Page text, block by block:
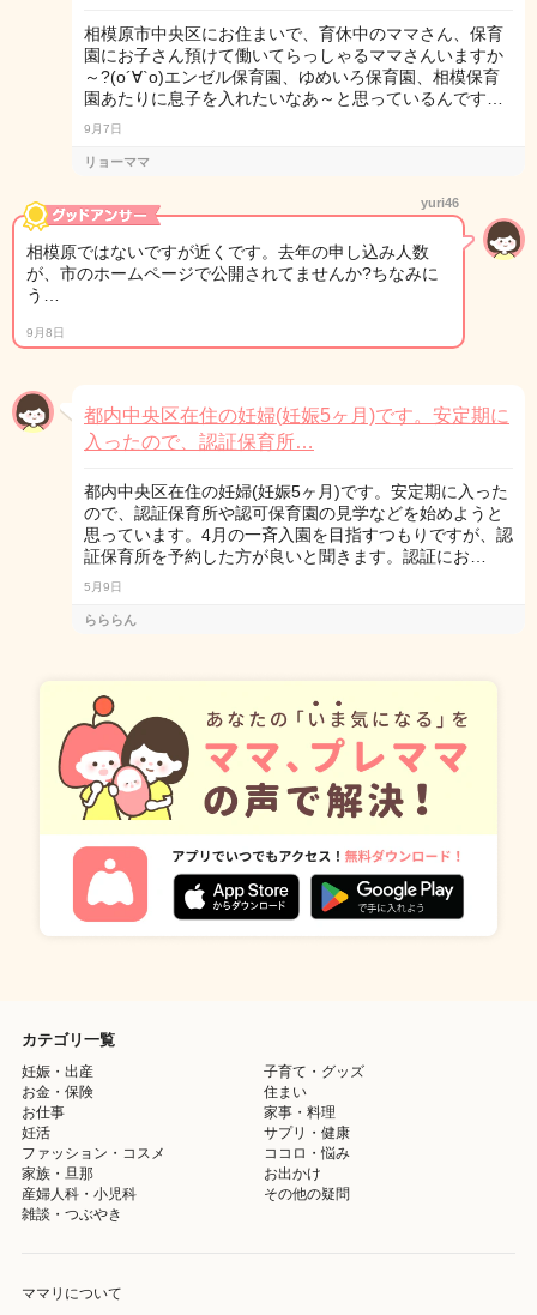
相模原市中央区にお住まいで、育休中のママさん、保育
園にお子さん預けて働いてらっしゃるママさんいますか
～?(о´∀`о)エンゼル保育園、ゆめいろ保育園、相模保育
園あたりに息子を入れたいなあ～と思っているんです…
9月7日
リョーママ
yuri46
相模原ではないですが近くです。去年の申し込み人数
が、市のホームページで公開されてませんか?ちなみに
う…
9月8日
都内中央区在住の妊婦(妊娠5ヶ月)です。安定期に
入ったので、認証保育所…
都内中央区在住の妊婦(妊娠5ヶ月)です。安定期に入った
ので、認証保育所や認可保育園の見学などを始めようと
思っています。4月の一斉入園を目指すつもりですが、認
証保育所を予約した方が良いと聞きます。認証にお…
5月9日
らららん
カテゴリ一覧
妊娠・出産
子育て・グッズ
お金・保険
住まい
お仕事
家事・料理
妊活
サプリ・健康
ファッション・コスメ
ココロ・悩み
家族・旦那
お出かけ
産婦人科・小児科
その他の疑問
雑談・つぶやき
ママリについて